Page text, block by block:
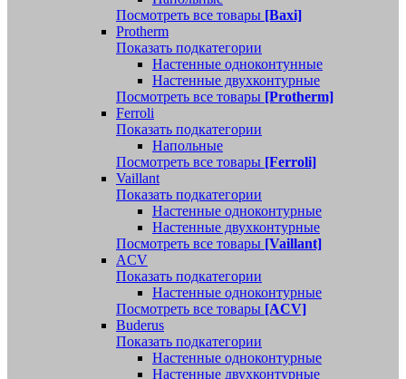
Посмотреть все товары [Baxi]
Protherm
Показать подкатегории
Настенные одноконтунные
Настенные двухконтурные
Посмотреть все товары [Protherm]
Ferroli
Показать подкатегории
Напольные
Посмотреть все товары [Ferroli]
Vaillant
Показать подкатегории
Настенные одноконтурные
Настенные двухконтурные
Посмотреть все товары [Vaillant]
ACV
Показать подкатегории
Настенные одноконтурные
Посмотреть все товары [ACV]
Buderus
Показать подкатегории
Настенные одноконтурные
Настенные двухконтурные